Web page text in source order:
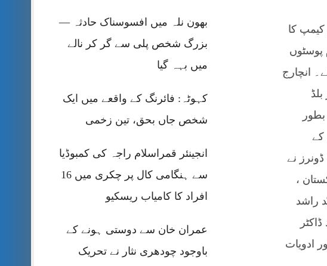
بھون نلہ میں افسوسناک حادثہ —
بزرگ شخص پلی سے گر کر نالے
میں بہہ گیا
کہوٹہ: فائرنگ کے واقعے میں ایک
شخص جاں بحق، تین زخمی
انجینئر قمراسلام راجہ کی کمبوڈیا
سے ہنگامی کال پر چکری میں 16
افراد کا کامیاب ریسکیو
عمران خان سے دوستی ہونے کے
باوجود چودھری نثار نے تحریک
کا
پوسٹوں
انچارج
کے
ڈائریکٹر آفتاب حسین ، ایڈمن مینیجر خضر حیات اور انکی ٹیم کے تعاون سے انعقاد کیا جس میں 50 ڈونرز نے
،
راشد
ادویات